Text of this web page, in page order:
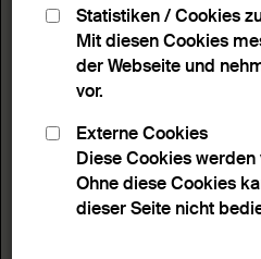
Statistiken / Cookies
Mit diesen Cookies
der Webseite und
vor.
Externe Cookies
Diese Cookies werden
Ohne diese Cookies
dieser Seite nicht